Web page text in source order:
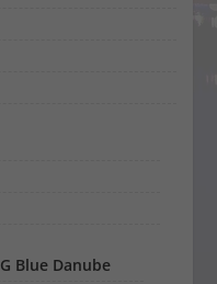
Blue Danube